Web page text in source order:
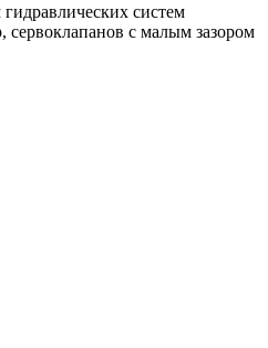
систем
сервоклапанов с малым зазором